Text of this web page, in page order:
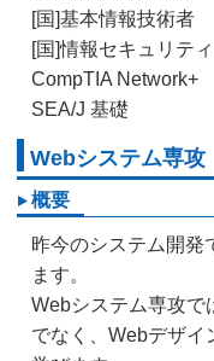
[国]基本情報技術者
[国]情報セキュリテ
CompTIA Network+
SEA/J 基礎
Webシステム専攻
概要
昨今のシステム開発
ます。
Webシステム専攻で
でなく、Webデザイ